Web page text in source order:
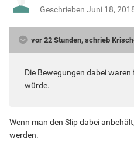
Geschrieben Juni 18,
vor 22 Stunden, schrieb
Die Bewegungen dabei
würde.
Wenn man den Slip dabei
werden.